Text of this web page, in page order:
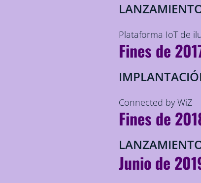
Plataforma IoT de
Fines de
Connected by WiZ
Fines de
Junio de